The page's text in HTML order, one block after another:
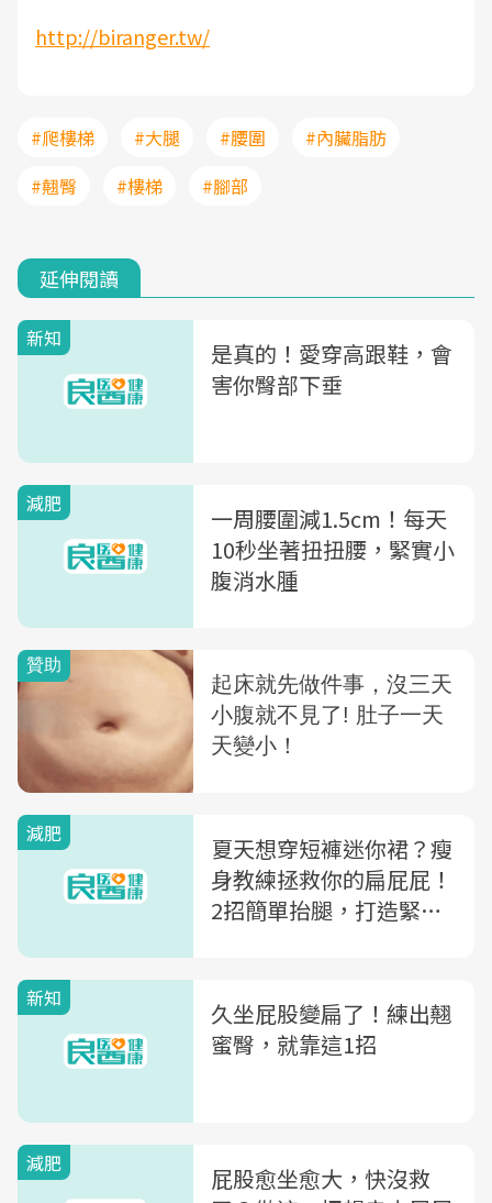
http://biranger.tw/
#爬樓梯 #大腿 #腰圍
#內臟脂肪
#翹臀
#樓梯 #腳部
延伸閱讀
新知
是真的！愛穿高跟鞋，會
害你臀部下垂
減肥
一周腰圍減1.5cm！每天
10秒坐著扭扭腰，緊實小
腹消水腫
減肥
夏天想穿短褲迷你裙？瘦
身教練拯救你的扁屁屁！
2招簡單抬腿，打造緊實
新知
久坐屁股變扁了！練出翹
蜜臀，就靠這1招
減肥
屁股愈坐愈大，快沒救